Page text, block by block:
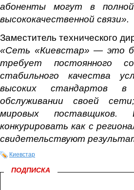
абоненты могут в
высококачественной связи».
Заместитель технического
«Сеть «Киевстар» — это
требует постоянного
стабильного качества
высоких стандартов в
обслуживании своей
мировых
конкурировать как с
свидетельствуют
Киевстар
ПОДПИСКА